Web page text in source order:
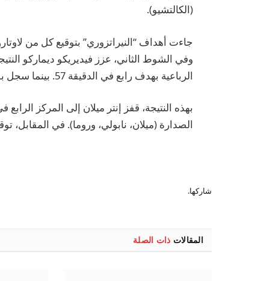
(الكالتشيو).
الرباعية بهدف رابع في الدقيقة 57. بينما سجل بونازولي هدف كريمونيزي الوحيد في الدقيقة 87.
الصدارة (ميلان، نابولي، وروما). في المقابل، توقف رصيد
شاركها.
المقالات ذات الصلة